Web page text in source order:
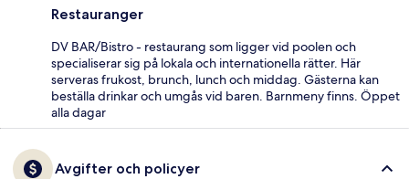
Restauranger
DV BAR/Bistro - restaurang som ligger vid poolen och
specialiserar sig på lokala och internationella rätter. Här
serveras frukost, brunch, lunch och middag. Gästerna kan
beställa drinkar och umgås vid baren. Barnmeny finns. Öppet
alla dagar
Avgifter och policyer